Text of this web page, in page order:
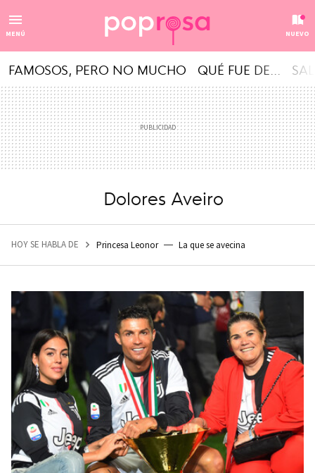
MENÚ NUEVO
FAMOSOS, PERO NO MUCHO QUÉ FUE DE...
Dolores Aveiro
HOY SE HABLA DE Princesa Leonor La que se avecina